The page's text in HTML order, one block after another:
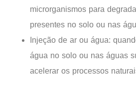
microrganismos para
presentes no solo ou nas
Injeção de ar ou água:
água no solo ou nas águas
acelerar os processos